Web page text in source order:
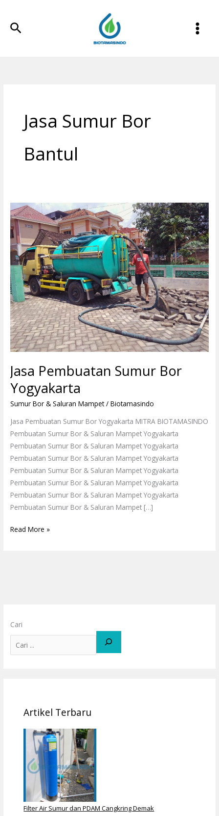
konten
Cari
Jasa Sumur Bor
Bantul
Jasa Pembuatan Sumur Bor
Yogyakarta
Sumur Bor & Saluran Mampet/Biotamasindo
Jasa Pembuatan Sumur Bor Yogyakarta MITRA BIOTAMASINDO
Pembuatan Sumur Bor & Saluran Mampet Yogyakarta
Pembuatan Sumur Bor & Saluran Mampet Yogyakarta
Pembuatan Sumur Bor & Saluran Mampet Yogyakarta
Pembuatan Sumur Bor & Saluran Mampet Yogyakarta
Pembuatan Sumur Bor & Saluran Mampet Yogyakarta
Pembuatan Sumur Bor & Saluran Mampet Yogyakarta
Pembuatan Sumur Bor & Saluran Mampet […]
Jasa
Pembuatan
Sumur
Bor
Yogyakarta
Read More »
Cari
Artikel Terbaru
Filter Air Sumur dan PDAM Cangkring Demak